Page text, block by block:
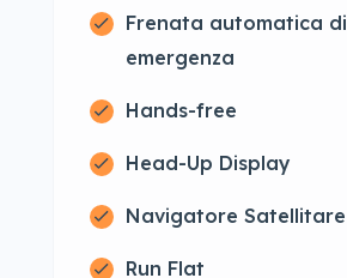
Frenata automatica di
emergenza
Hands-free
Head-Up Display
Navigatore Satellitare
Run Flat